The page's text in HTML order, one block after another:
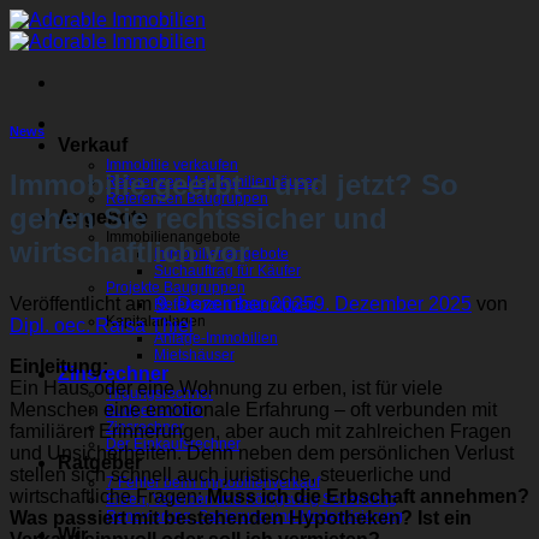
Zum
Inhalt
Verkauf
Immobilie verkaufen
Referenzen Mehrfamilienhäuser
Referenzen Baugruppen
Angebote
Immobilienangebote
Immobilienangebote
Suchauftrag für Käufer
Projekte Baugruppen
Referenzen Baugruppen
Kapitalanlagen
Anlage-Immobilien
Mietshäuser
Zinsrechner
Tilgungsrechner
Budgetrechner
Zinsrechner
Der Einkaufsrechner
Ratgeber
7 Fehler beim Immobilienverkauf
Erben, Vererben und Königsweg Schenkung
Renovierung, Sanierung und Modernisierung
Wir
News
Immobilie geerbt – und jetzt? So
gehen Sie rechtssicher und
wirtschaftlich vor
Veröffentlicht am9. Dezember 20259. Dezember 2025 von
Dipl. oec. Raisa Thiel
Einleitung:
Ein Haus oder eine Wohnung zu erben, ist für viele
Menschen eine emotionale Erfahrung – oft verbunden mit
familiären Erinnerungen, aber auch mit zahlreichen Fragen
und Unsicherheiten. Denn neben dem persönlichen Verlust
stellen sich schnell auch juristische, steuerliche und
wirtschaftliche Fragen:Muss ich die Erbschaft annehmen?
Was passiert mit bestehenden Hypotheken? Ist ein